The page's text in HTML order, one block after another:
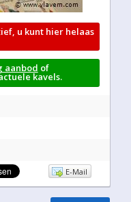
u kunt hier helaas
aanbod of
kavels.
E-Mail